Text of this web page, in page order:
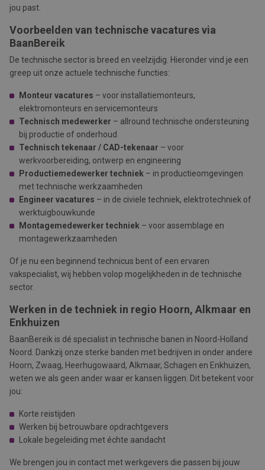
jou past.
Voorbeelden van technische vacatures via
BaanBereik
De technische sector is breed en veelzijdig. Hieronder vind je een
greep uit onze actuele technische functies:
Monteur vacatures – voor installatiemonteurs,
elektromonteurs en servicemonteurs
Technisch medewerker – allround technische ondersteuning
bij productie of onderhoud
Technisch tekenaar / CAD-tekenaar – voor
werkvoorbereiding, ontwerp en engineering
Productiemedewerker techniek – in productieomgevingen
met technische werkzaamheden
Engineer vacatures – in de civiele techniek, elektrotechniek of
werktuigbouwkunde
Montagemedewerker techniek – voor assemblage en
montagewerkzaamheden
Of je nu een beginnend technicus bent of een ervaren
vakspecialist, wij hebben volop mogelijkheden in de technische
sector.
Werken in de techniek in regio Hoorn, Alkmaar en
Enkhuizen
BaanBereik is dé specialist in technische banen in Noord-Holland
Noord. Dankzij onze sterke banden met bedrijven in onder andere
Hoorn, Zwaag, Heerhugowaard, Alkmaar, Schagen en Enkhuizen,
weten we als geen ander waar er kansen liggen. Dit betekent voor
jou:
Korte reistijden
Werken bij betrouwbare opdrachtgevers
Lokale begeleiding met échte aandacht
We brengen jou in contact met werkgevers die passen bij jouw